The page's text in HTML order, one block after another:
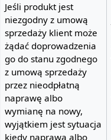
Jeśli produkt jest
niezgodny z umową
sprzedaży klient może
żądać doprowadzenia
go do stanu zgodnego
z umową sprzedaży
przez nieodpłatną
naprawę albo
wymianę na nowy,
wyjątkiem jest sytuacja
kiedy naprawa albo